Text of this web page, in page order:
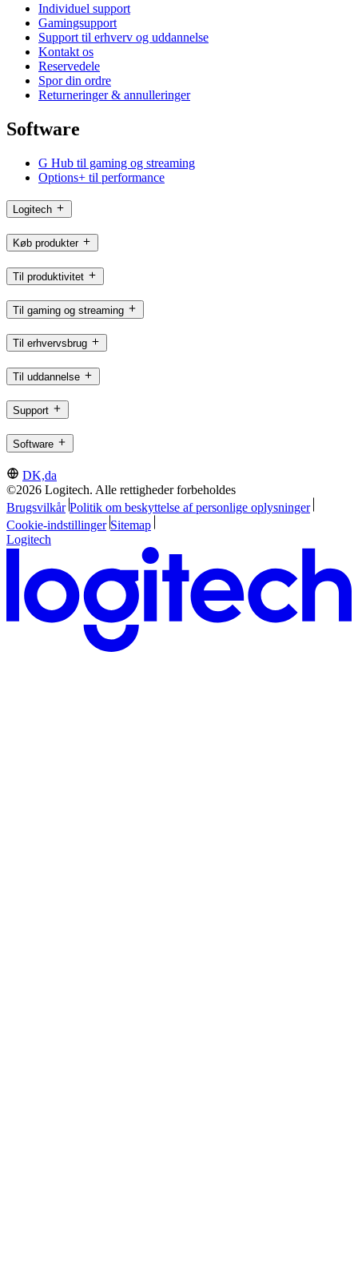
Individuel support
Gamingsupport
Support til erhverv og uddannelse
Kontakt os
Reservedele
Spor din ordre
Returneringer & annulleringer
Software
G Hub til gaming og streaming
Options+ til performance
Logitech
Køb produkter
Til produktivitet
Til gaming og streaming
Til erhvervsbrug
Til uddannelse
Support
Software
DK,da
©2026 Logitech. Alle rettigheder forbeholdes
Brugsvilkår Politik om beskyttelse af personlige oplysninger
Cookie-indstillinger Sitemap
Logitech